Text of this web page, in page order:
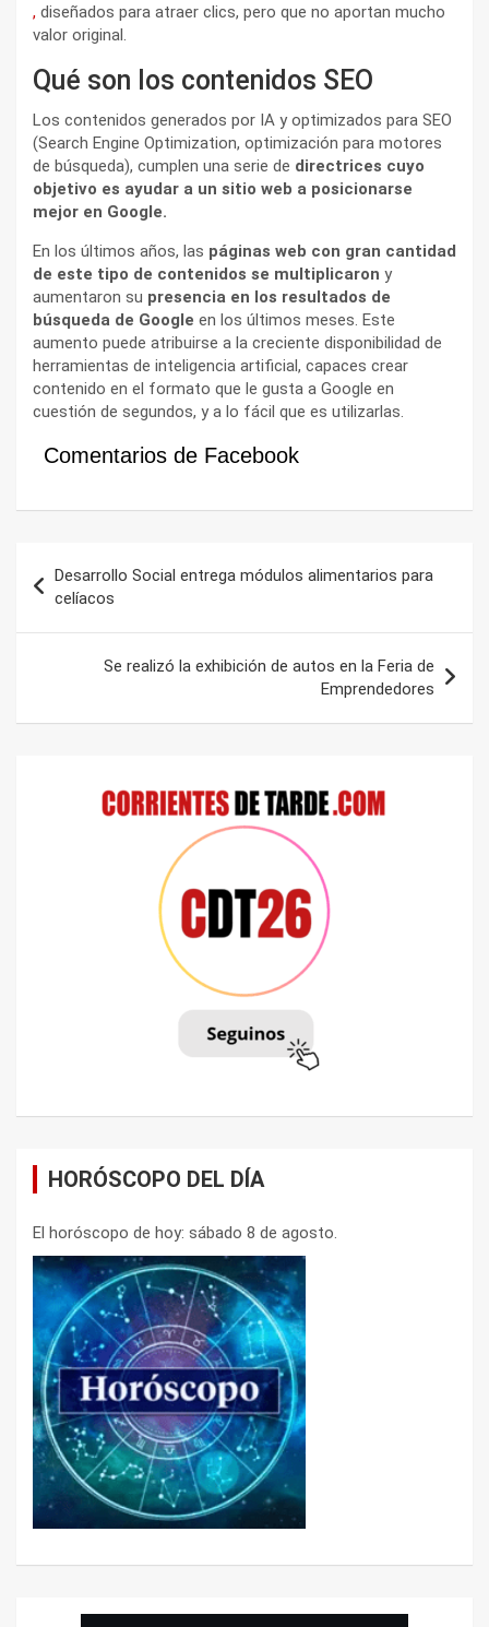
, diseñados para atraer clics, pero que no aportan mucho
valor original.
Qué son los contenidos SEO
Los contenidos generados por IA y optimizados para SEO
(Search Engine Optimization, optimización para motores
de búsqueda), cumplen una serie de directrices cuyo
objetivo es ayudar a un sitio web a posicionarse
mejor en Google.
En los últimos años, las páginas web con gran cantidad
de este tipo de contenidos se multiplicaron y
aumentaron su presencia en los resultados de
búsqueda de Google en los últimos meses. Este
aumento puede atribuirse a la creciente disponibilidad de
herramientas de inteligencia artificial, capaces crear
contenido en el formato que le gusta a Google en
cuestión de segundos, y a lo fácil que es utilizarlas.
Comentarios de Facebook
de
entradas
Desarrollo Social entrega módulos alimentarios para
celíacos
Se realizó la exhibición de autos en la Feria de
Emprendedores
HORÓSCOPO DEL DÍA
El horóscopo de hoy: sábado 8 de agosto.